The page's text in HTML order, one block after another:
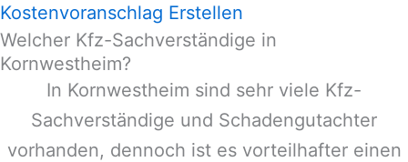
Kostenvoranschlag Erstellen
Welcher Kfz-Sachverständige in
Kornwestheim?
In Kornwestheim sind sehr viele Kfz-
Sachverständige und Schadengutachter
vorhanden, dennoch ist es vorteilhafter einen